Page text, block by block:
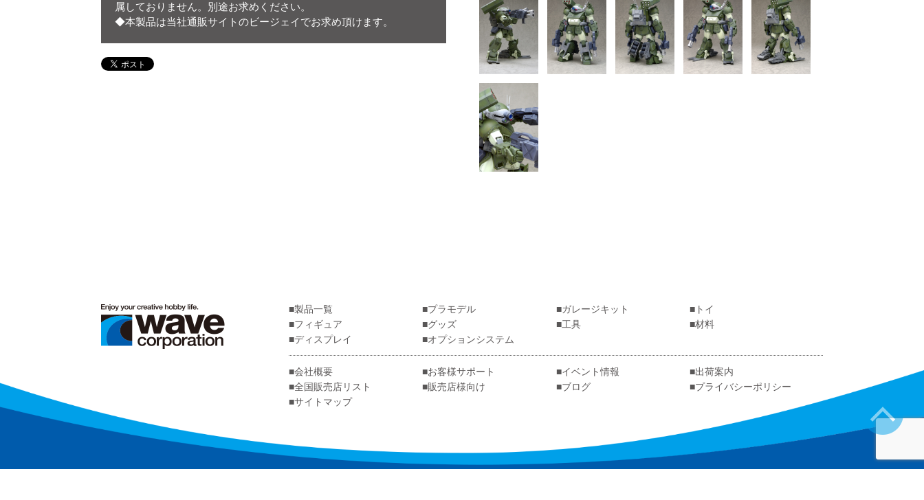
属しておりません。別途お求めください。
◆本製品は当社通販サイトのビージェイでお求め頂けます。
製品一覧 プラモデル ガレージキット
トイ
フィギュア
グッズ 工具
材料
ディスプレイ
オプションシステム
会社概要 お客様サポート イベント情報
出荷案内
全国販売店リスト
販売店様向け ブログ
プライバシーポリシー
サイトマップ